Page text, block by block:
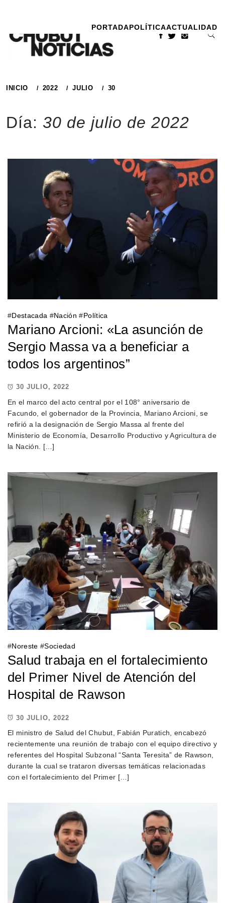
contenido
PORTADAPOLÍTICAACTUALIDAD
INICIO 2022 JULIO 30
Día: 30 de julio de 2022
#Destacada #Nación #Política
Mariano Arcioni: «La asunción de
Sergio Massa va a beneficiar a
todos los argentinos”
30 JULIO, 2022
En el marco del acto central por el 108° aniversario de
Facundo, el gobernador de la Provincia, Mariano Arcioni, se
refirió a la designación de Sergio Massa al frente del
Ministerio de Economía, Desarrollo Productivo y Agricultura de
la Nación. […]
#Noreste #Sociedad
Salud trabaja en el fortalecimiento
del Primer Nivel de Atención del
Hospital de Rawson
30 JULIO, 2022
El ministro de Salud del Chubut, Fabián Puratich, encabezó
recientemente una reunión de trabajo con el equipo directivo y
referentes del Hospital Subzonal “Santa Teresita” de Rawson,
durante la cual se trataron diversas temáticas relacionadas
con el fortalecimiento del Primer […]